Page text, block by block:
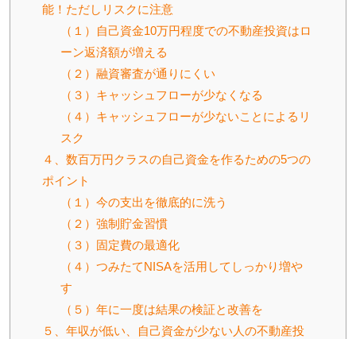
能！ただしリスクに注意
（１）自己資金10万円程度での不動産投資はロ
ーン返済額が増える
（２）融資審査が通りにくい
（３）キャッシュフローが少なくなる
（４）キャッシュフローが少ないことによるリ
スク
４、数百万円クラスの自己資金を作るための5つの
ポイント
（１）今の支出を徹底的に洗う
（２）強制貯金習慣
（３）固定費の最適化
（４）つみたてNISAを活用してしっかり増や
す
（５）年に一度は結果の検証と改善を
５、年収が低い、自己資金が少ない人の不動産投